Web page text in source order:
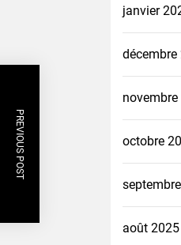
PREVIOUS POST
janvier
décembre
octobre
août 2025